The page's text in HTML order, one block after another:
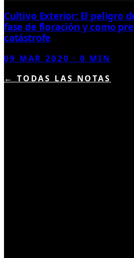
Cultivo Exterior: El peligro
fase de floración y como
catástrofe
09 MAR 2020 ·0 MIN
← TODAS LAS NOTAS